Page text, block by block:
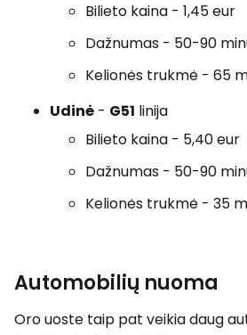
Bilieto kaina - 1,45 eur
Dažnumas - 50-90
Kelionės trukmė - 65
Udinė - G51 linija
Bilieto kaina - 5,40 eur
Dažnumas - 50-90
Kelionės trukmė - 35
Automobilių nuoma
Oro uoste taip pat veikia daug